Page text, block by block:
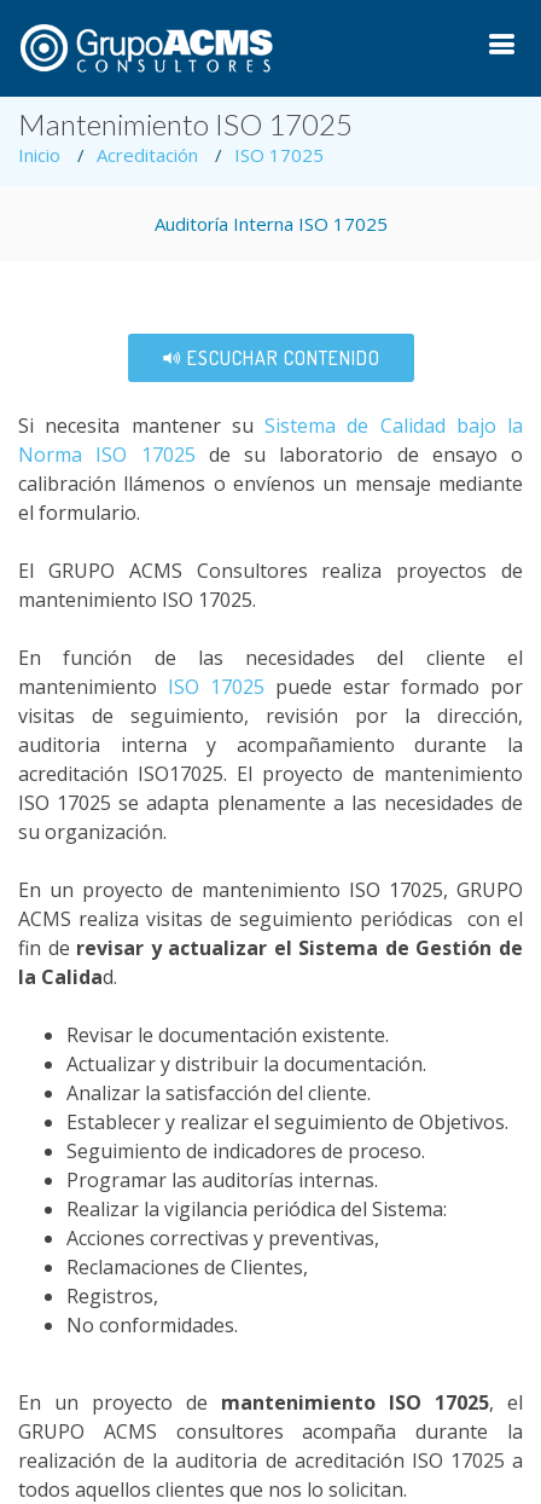
Mantenimiento ISO 17025
Inicio Acreditación ISO 17025
Auditoría Interna ISO 17025
ESCUCHAR CONTENIDO
Si necesita mantener su Sistema de Calidad bajo la
Norma ISO 17025 de su laboratorio de ensayo o
calibración llámenos o envíenos un mensaje mediante
el formulario.
El GRUPO ACMS Consultores realiza proyectos de
mantenimiento ISO 17025.
En función de las necesidades del cliente el
mantenimiento ISO 17025 puede estar formado por
visitas de seguimiento, revisión por la dirección,
auditoria interna y acompañamiento durante la
acreditación ISO17025. El proyecto de mantenimiento
ISO 17025 se adapta plenamente a las necesidades de
su organización.
En un proyecto de mantenimiento ISO 17025, GRUPO
ACMS realiza visitas de seguimiento periódicas con el
fin de revisar y actualizar el Sistema de Gestión de
la Calidad.
Revisar le documentación existente.
Actualizar y distribuir la documentación.
Analizar la satisfacción del cliente.
Establecer y realizar el seguimiento de Objetivos.
Seguimiento de indicadores de proceso.
Programar las auditorías internas.
Realizar la vigilancia periódica del Sistema:
Acciones correctivas y preventivas,
Reclamaciones de Clientes,
Registros,
No conformidades.
En un proyecto de mantenimiento ISO 17025, el
GRUPO ACMS consultores acompaña durante la
realización de la auditoria de acreditación ISO 17025 a
todos aquellos clientes que nos lo solicitan.